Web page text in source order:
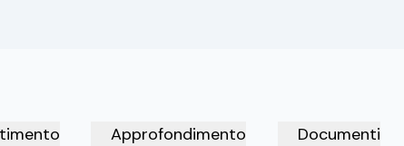
Approfondimento Documenti